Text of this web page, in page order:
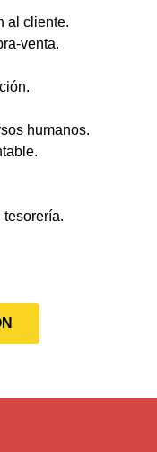
al cliente.
venta.
humanos.